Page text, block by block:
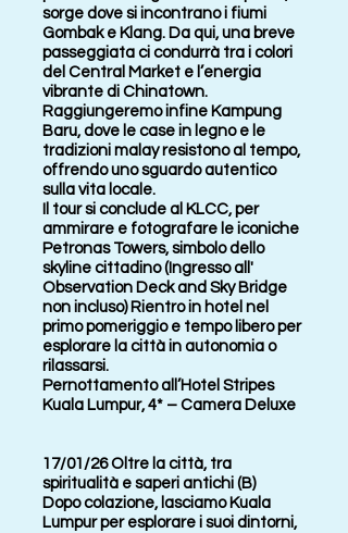
sorge dove si incontrano i fiumi
Gombak e Klang. Da qui, una breve
passeggiata ci condurrà tra i colori
del Central Market e l’energia
vibrante di Chinatown.
Raggiungeremo infine Kampung
Baru, dove le case in legno e le
tradizioni malay resistono al tempo,
offrendo uno sguardo autentico
sulla vita locale.
Il tour si conclude al KLCC, per
ammirare e fotografare le iconiche
Petronas Towers, simbolo dello
skyline cittadino (Ingresso all'
Observation Deck and Sky Bridge
non incluso) Rientro in hotel nel
primo pomeriggio e tempo libero per
esplorare la città in autonomia o
rilassarsi.
Pernottamento all’Hotel Stripes
Kuala Lumpur, 4* – Camera Deluxe
17/01/26 Oltre la città, tra
spiritualità e saperi antichi (B)
Dopo colazione, lasciamo Kuala
Lumpur per esplorare i suoi dintorni,